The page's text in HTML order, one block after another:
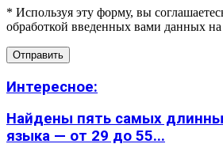
* Используя эту форму, вы
обработкой введенных вами данных на
Интересное:
Найдены пять самых
языка — от 29 до 55...